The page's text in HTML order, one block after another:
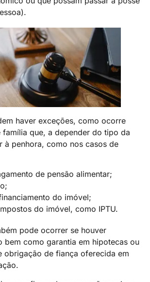
haver exceções, como ocorre
que, a depender do tipo da
à penhora, como nos casos de
de pensão alimentar;
do imóvel;
do imóvel, como IPTU.
pode ocorrer se houver
bem como garantia em hipotecas ou
obrigação de fiança oferecida em